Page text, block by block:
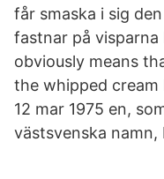
får smaska i sig
fastnar på visparna
obviously means
the whipped cream
12 mar 1975 en,
västsvenska